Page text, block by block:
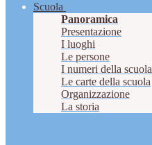
Scuola
Panoramica
Presentazione
I luoghi
Le persone
I numeri della scuola
Le carte della scuola
Organizzazione
La storia